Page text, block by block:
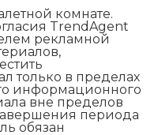
комнате.
TrendAgent
рекламной
только в пределах
информационного
вне пределов
периода
обязан